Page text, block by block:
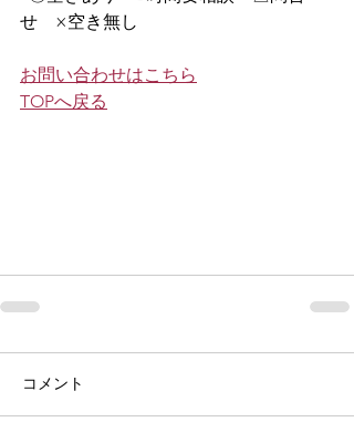
せ　×空き無し
お問い合わせはこちら
TOPへ戻る
コメント